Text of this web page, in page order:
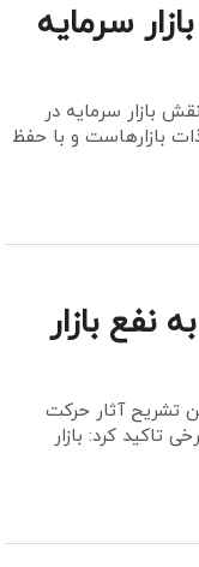
سرمایه
بازار سرمایه در
بازارهاست و با حفظ
بازار
تشریح آثار حرکت
کرد: بازار